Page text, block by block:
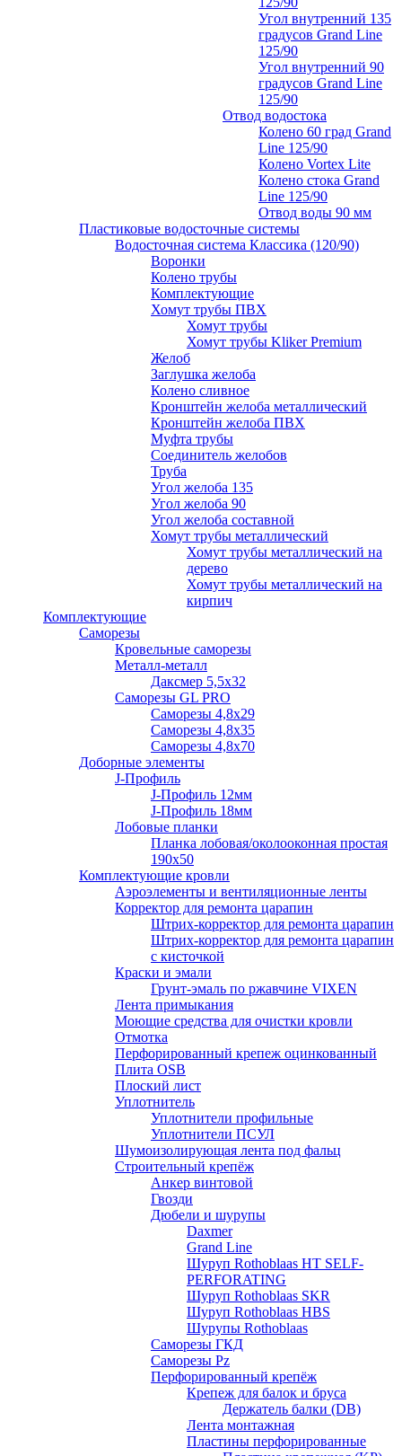
Угол внутренний 135
градусов Grand Line
125/90
Угол внутренний 90
градусов Grand Line
125/90
Отвод водостока
Колено 60 град Grand
Line 125/90
Колено Vortex Lite
Колено стока Grand
Line 125/90
Отвод воды 90 мм
Пластиковые водосточные системы
Водосточная система Классика (120/90)
Воронки
Колено трубы
Комплектующие
Хомут трубы ПВХ
Хомут трубы
Хомут трубы Kliker Premium
Желоб
Заглушка желоба
Колено сливное
Кронштейн желоба металлический
Кронштейн желоба ПВХ
Муфта трубы
Соединитель желобов
Труба
Угол желоба 135
Угол желоба 90
Угол желоба составной
Хомут трубы металлический
Хомут трубы металлический на
дерево
Хомут трубы металлический на
кирпич
Комплектующие
Саморезы
Кровельные саморезы
Металл-металл
Даксмер 5,5х32
Саморезы GL PRO
Сaморезы 4,8х29
Сaморезы 4,8х35
Сaморезы 4,8х70
Доборные элементы
J-Профиль
J-Профиль 12мм
J-Профиль 18мм
Лобовые планки
Планка лобовая/околооконная простая
190х50
Комплектующие кровли
Аэроэлементы и вентиляционные ленты
Корректор для ремонта царапин
Штрих-корректор для ремонта царапин
Штрих-корректор для ремонта царапин
с кисточкой
Краски и эмали
Грунт-эмаль по ржавчине VIXEN
Лента примыкания
Моющие средства для очистки кровли
Отмотка
Перфорированный крепеж оцинкованный
Плита OSB
Плоский лист
Уплотнитель
Уплотнители профильные
Уплотнители ПСУЛ
Шумоизолирующая лента под фальц
Строительный крепёж
Анкер винтовой
Гвозди
Дюбели и шурупы
Daxmer
Grand Line
Шуруп Rothoblaas HT SELF-
PERFORATING
Шуруп Rothoblaas SKR
Шуруп Rothoblaas НВS
Шурупы Rothoblaas
Саморeзы ГКД
Саморезы Pz
Перфорированный крепёж
Крепеж для балок и бруса
Держатель балки (DB)
Лента монтажнaя
Пластины перфорированные